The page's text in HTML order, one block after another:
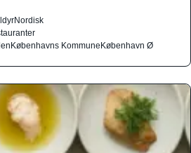
Nordisk
Københavns KommuneKøbenhavn Ø